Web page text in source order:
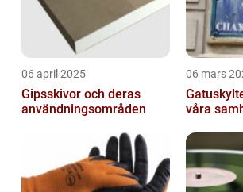
06 april 2025
Gipsskivor och deras
användningsområden
06 mars
våra